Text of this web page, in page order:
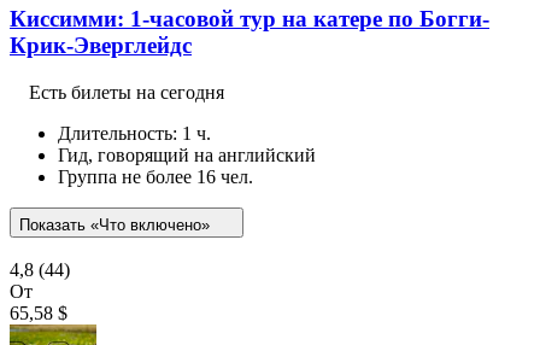
Киссимми: 1-часовой тур на катере по Богги-
Крик-Эверглейдс
Есть билеты на сегодня
Длительность: 1 ч.
Гид, говорящий на английский
Группа не более 16 чел.
Показать «Что включено»
4,8 (44)
От
65,58 $